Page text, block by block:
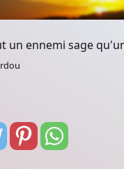
un ennemi sage